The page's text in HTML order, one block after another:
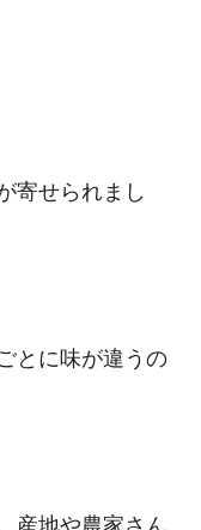
寄せられまし
に味が違うの